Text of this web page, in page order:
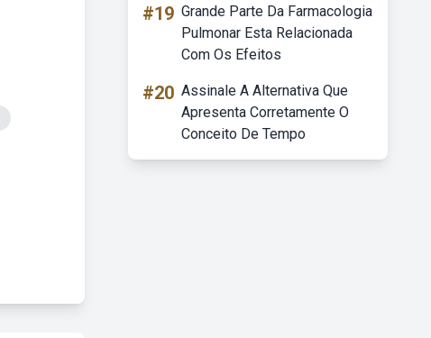
#19 Grande Parte Da Farmacologia
Pulmonar Esta Relacionada
Com Os Efeitos
#20 Assinale A Alternativa Que
Apresenta Corretamente O
Conceito De Tempo